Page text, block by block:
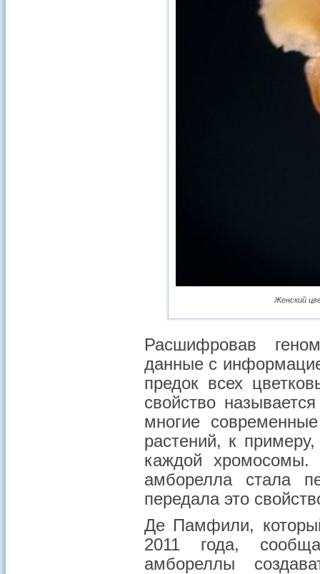
Женский
Расшифровав
данные с
предок всех
свойство
многие
растений, к
каждой хромосомы.
амборелла стала
передала это
Де Памфили,
2011 года,
амбореллы